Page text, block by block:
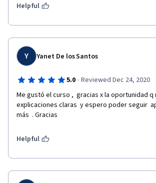
Helpful
Y Yanet De los Santos
5.0 · Reviewed Dec 24, 2020
Me gustó el curso ,  gracias x la oportunidad q
explicaciones claras  y espero poder seguir
más  . Gracias
Helpful